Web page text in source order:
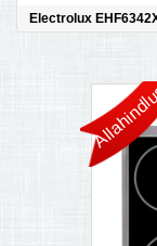
TÕUKERATAD
Electrolux